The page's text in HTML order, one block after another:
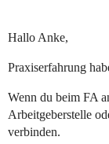
Hallo Anke,
Praxiserfahrung
Wenn du beim FA
Arbeitgeberstelle
verbinden.